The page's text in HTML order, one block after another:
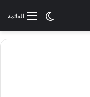
القائمةالوضع